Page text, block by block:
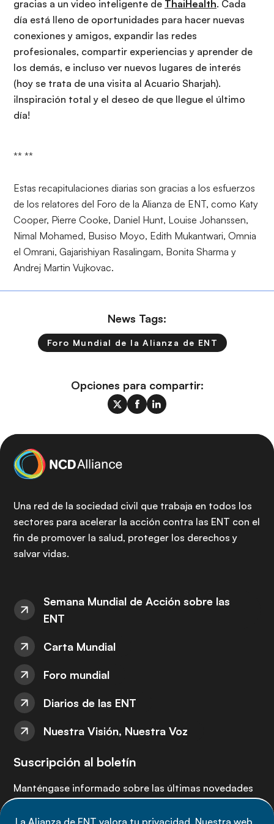
La Alianza de ENT valora tu privacidad. Nuestra web
gracias a un video inteligente de ThaiHealth. Cada
día está lleno de oportunidades para hacer nuevas
conexiones y amigos, expandir las redes
profesionales, compartir experiencias y aprender de
los demás, e incluso ver nuevos lugares de interés
(hoy se trata de una visita al Acuario Sharjah).
¡Inspiración total y el deseo de que llegue el último
día!
** **
Estas recapitulaciones diarias son gracias a los esfuerzos
de los relatores del Foro de la Alianza de ENT, como Katy
Cooper, Pierre Cooke, Daniel Hunt, Louise Johanssen,
Nimal Mohamed, Busiso Moyo, Edith Mukantwari, Omnia
el Omrani, Gajarishiyan Rasalingam, Bonita Sharma y
Andrej Martin Vujkovac.
News Tags:
Foro Mundial de la Alianza de ENT
Opciones para compartir:
Una red de la sociedad civil que trabaja en todos los
sectores para acelerar la acción contra las ENT con el
fin de promover la salud, proteger los derechos y
salvar vidas.
Semana Mundial de Acción sobre las
ENT
Carta Mundial
Foro mundial
Diarios de las ENT
Nuestra Visión, Nuestra Voz
Suscripción al boletín
Manténgase informado sobre las últimas novedades